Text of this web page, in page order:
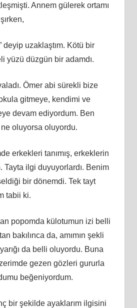
Annem gülerek ortamı
deyip uzaklaştım. Kötü bir
yüzü düzgün bir adamdı.
Ömer abi sürekli bize
gitmeye, kendimi ve
devam ediyordum. Ben
oluyorsa oluyordu.
erkekleri tanımış, erkeklerin
Tayta ilgi duyuyorlardı. Benim
bir dönemdi. Tek tayt
tabii ki.
popomda külotumun izi belli
bakılınca da, amımın şekli
da belli oluyordu. Buna
gezen gözleri gururla
beğeniyordum.
bir şekilde ayaklarım ilgisini